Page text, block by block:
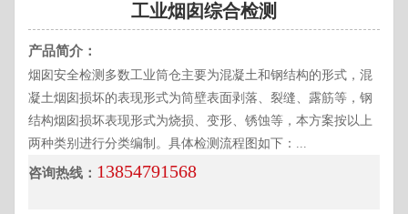
工业烟囱综合检测
产品简介：
烟囱安全检测多数工业筒仓主要为混凝土和钢结构的形式，混
凝土烟囱损坏的表现形式为筒壁表面剥落、裂缝、露筋等，钢
结构烟囱损坏表现形式为烧损、变形、锈蚀等，本方案按以上
两种类别进行分类编制。具体检测流程图如下：...
咨询热线： 13854791568